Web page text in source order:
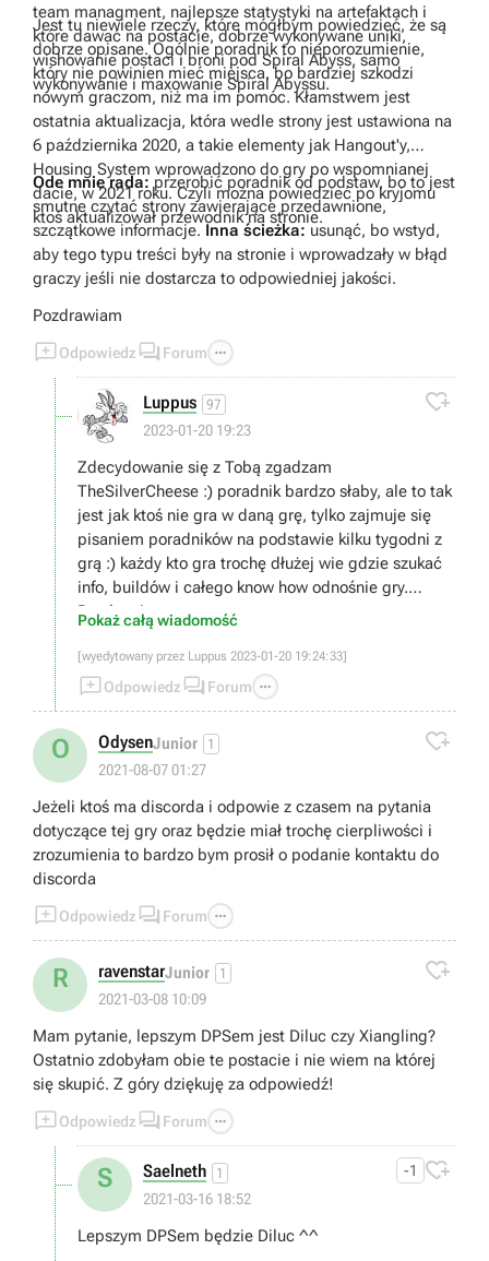
team managment, najlepsze statystyki na artefaktach i
które dawać na postacie, dobrze wykonywane uniki,
wishowanie postaci i broni pod Spiral Abyss, samo
wykonywanie i maxowanie Spiral Abyssu.
Jest tu niewiele rzeczy, które mógłbym powiedzieć, że są
dobrze opisane. Ogólnie poradnik to nieporozumienie,
który nie powinien mieć miejsca, bo bardziej szkodzi
nowym graczom, niż ma im pomóc. Kłamstwem jest
ostatnia aktualizacja, która wedle strony jest ustawiona na
6 października 2020, a takie elementy jak Hangout'y,
Housing System wprowadzono do gry po wspomnianej
dacie, w 2021 roku. Czyli można powiedzieć po kryjomu
ktoś aktualizował przewodnik na stronie.
Ode mnie rada: przerobić poradnik od podstaw, bo to jest
smutne czytać strony zawierające przedawnione,
szczątkowe informacje. Inna ścieżka: usunąć, bo wstyd,
aby tego typu treści były na stronie i wprowadzały w błąd
graczy jeśli nie dostarcza to odpowiedniej jakości.
Pozdrawiam
Odpowiedz  Forum 
Luppus 97
2023-01-20 19:23

Zdecydowanie się z Tobą zgadzam
TheSilverCheese :) poradnik bardzo słaby, ale to tak
jest jak ktoś nie gra w daną grę, tylko zajmuje się
pisaniem poradników na podstawie kilku tygodni z
grą :) każdy kto gra trochę dłużej wie gdzie szukać
info, buildów i całego know how odnośnie gry.
Pozdrawiam
Pokaż całą wiadomość
[wyedytowany przez Luppus 2023-01-20 19:24:33]
Odpowiedz  Forum 
O OdysenJunior 1
2021-08-07 01:27

Jeżeli ktoś ma discorda i odpowie z czasem na pytania
dotyczące tej gry oraz będzie miał trochę cierpliwości i
zrozumienia to bardzo bym prosił o podanie kontaktu do
discorda
Odpowiedz  Forum 
R ravenstarJunior 1
2021-03-08 10:09

Mam pytanie, lepszym DPSem jest Diluc czy Xiangling?
Ostatnio zdobyłam obie te postacie i nie wiem na której
się skupić. Z góry dziękuję za odpowiedź!
Odpowiedz  Forum 
S Saelneth 1
2021-03-16 18:52
-1 
Lepszym DPSem będzie Diluc ^^